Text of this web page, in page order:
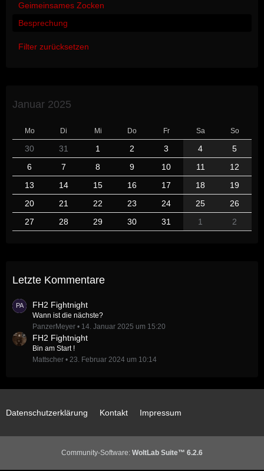
Geimeinsames Zocken
Besprechung
Filter zurücksetzen
Januar 2025
Mo Di Mi Do Fr Sa So
30 31 1 2 3 4
5
6
7 8 9 10 11
12
13
14 15 16 17 18
19
20
21 22 23 24 25
26
27
28 29 30 31 1 2
Letzte Kommentare
FH2 Fightnight
Wann ist die nächste?
PanzerMeyer
14. Januar 2025 um 15:20
FH2 Fightnight
Bin am Start !
Mattscher
23. Februar 2024 um 10:14
Datenschutzerklärung Kontakt Impressum
Community-Software: WoltLab Suite™ 6.2.6